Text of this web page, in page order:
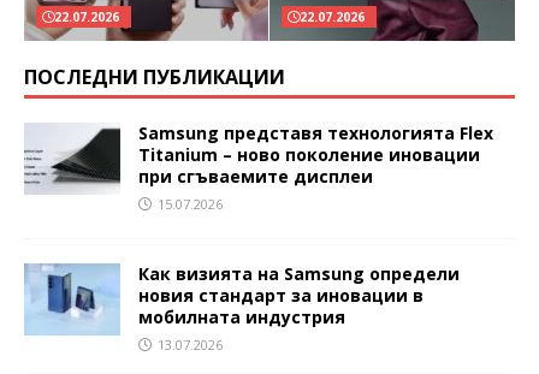
22.07.2026 22.07.2026
ПОСЛЕДНИ ПУБЛИКАЦИИ
Samsung представя технологията Flex
Titanium – ново поколение иновации
при сгъваемите дисплеи
15.07.2026
Как визията на Samsung определи
новия стандарт за иновации в
мобилната индустрия
13.07.2026